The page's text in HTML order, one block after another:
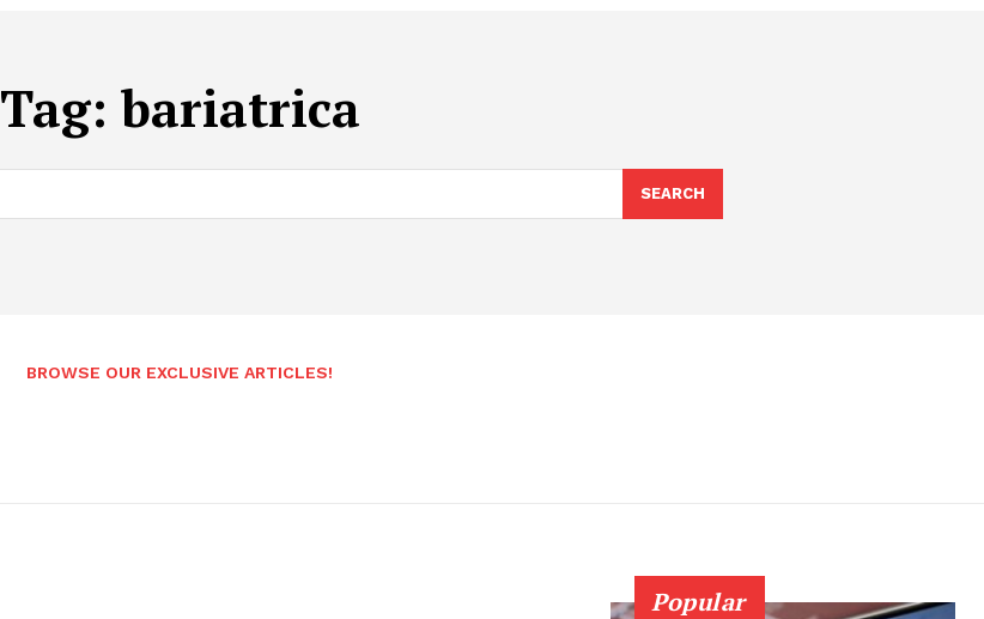
Tag: bariatrica
SEARCH
BROWSE OUR EXCLUSIVE ARTICLES!
Popular